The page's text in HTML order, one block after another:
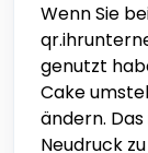
Wenn Sie
genutzt
Cake
ändern.
Neudruck